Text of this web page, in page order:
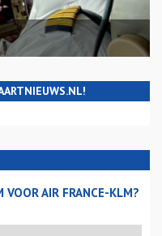
VOOR AIR FRANCE-KLM?